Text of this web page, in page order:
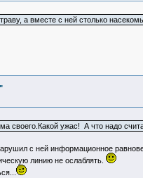
а вместе с ней столько
своего.Какой ужас! А что надо
с ней информационное
линию не ослаблять.